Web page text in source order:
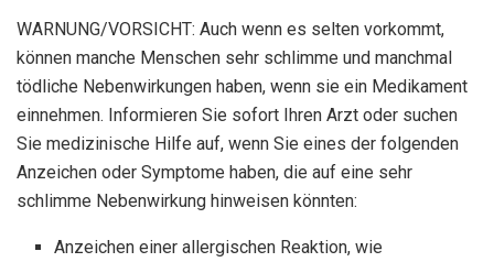
WARNUNG/VORSICHT: Auch wenn es selten vorkommt,
können manche Menschen sehr schlimme und manchmal
tödliche Nebenwirkungen haben, wenn sie ein Medikament
einnehmen. Informieren Sie sofort Ihren Arzt oder suchen
Sie medizinische Hilfe auf, wenn Sie eines der folgenden
Anzeichen oder Symptome haben, die auf eine sehr
schlimme Nebenwirkung hinweisen könnten:
Anzeichen einer allergischen Reaktion, wie